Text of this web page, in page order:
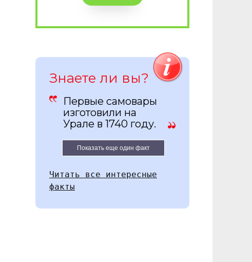
Знаете ли вы?
Первые самовары
изготовили на
Урале в 1740 году.
Показать еще один факт
Читать все интересные
факты